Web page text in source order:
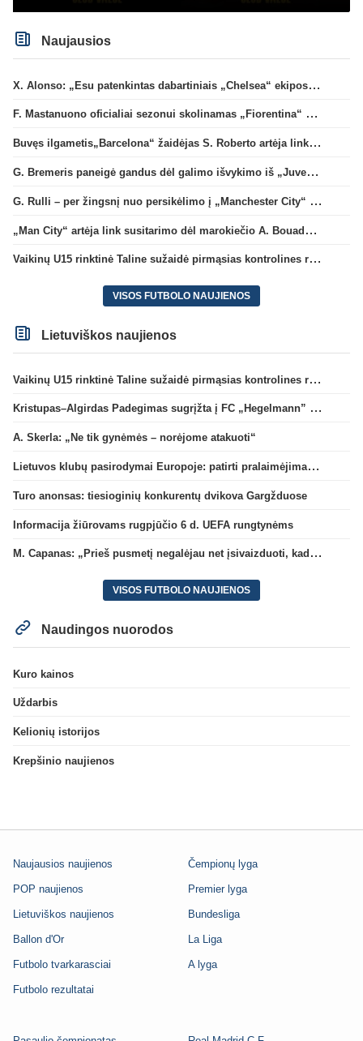
Naujausios
X. Alonso: „Esu patenkintas dabartiniais „Chelsea“ ekipos vartininkais“
F. Mastanuono oficialiai sezonui skolinamas „Fiorentina“ ekipai
Buvęs ilgametis„Barcelona“ žaidėjas S. Roberto artėja link persikėlimo į MLS
G. Bremeris paneigė gandus dėl galimo išvykimo iš „Juventus“ klubo
G. Rulli – per žingsnį nuo persikėlimo į „Manchester City“ klubą
„Man City“ artėja link susitarimo dėl marokiečio A. Bouaddi persikėlimo
Vaikinų U15 rinktinė Taline sužaidė pirmąsias kontrolines rungtynes
VISOS FUTBOLO NAUJIENOS
Lietuviškos naujienos
Vaikinų U15 rinktinė Taline sužaidė pirmąsias kontrolines rungtynes
Kristupas–Algirdas Padegimas sugrįžta į FC „Hegelmann” B sudėtį
A. Skerla: „Ne tik gynėmės – norėjome atakuoti“
Lietuvos klubų pasirodymai Europoje: patirti pralaimėjimai Kroatijos atstovams
Turo anonsas: tiesioginių konkurentų dvikova Gargžduose
Informacija žiūrovams rugpjūčio 6 d. UEFA rungtynėms
M. Capanas: „Prieš pusmetį negalėjau net įsivaizduoti, kad žaisime prieš „Hajduk“
VISOS FUTBOLO NAUJIENOS
Naudingos nuorodos
Kuro kainos
Uždarbis
Kelionių istorijos
Krepšinio naujienos
Naujausios naujienos
POP naujienos
Lietuviškos naujienos
Ballon d'Or
Futbolo tvarkarasciai
Futbolo rezultatai
Čempionų lyga
Premier lyga
Bundesliga
La Liga
A lyga